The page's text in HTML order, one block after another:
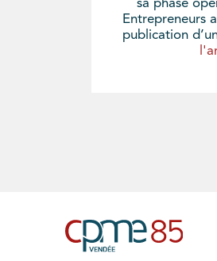
sa phase
Entrepreneurs
publication